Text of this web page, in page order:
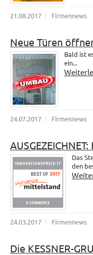
21.08.2017 Firmennews
Neue Türen
Bald ist
ein...
24.07.2017 Firmennews
Das
den
24.03.2017 Firmennews
Die KESSNER-